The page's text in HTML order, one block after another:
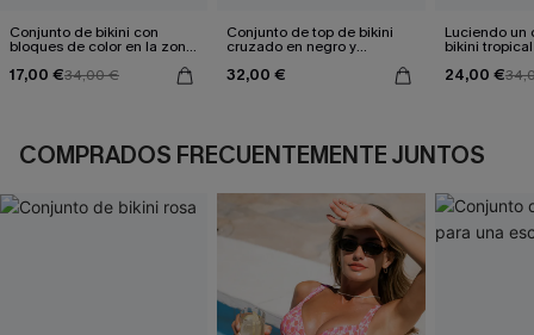
Conjunto de bikini con
bloques de color en la zona
17,00 €34,00 €
Conjunto de top de bikini
cruzado en negro y
eucalipto y braguitas de
talle alto
32,00 €
Luciendo un
bikini tropical
24,00 €
COMPRADOS FRECUENTEMENTE JUNTOS